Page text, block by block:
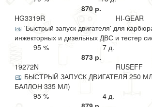
870 р.
HG3319R
HI-GEAR
'Быстрый запуск двигателя' для
инжекторных и дизельных ДВС и тестер
95 %
7 д.
873 р.
19272N
RUSEFF
БЫСТРЫЙ ЗАПУСК ДВИГАТЕЛЯ 250
БАЛЛОН 335 МЛ)
95 %
4 д.